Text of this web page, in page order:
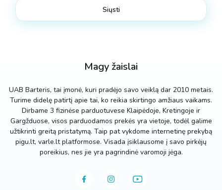
Magy žaislai
UAB Barteris, tai įmonė, kuri pradėjo savo veiklą dar 2010 metais.
Turime didelę patirtį apie tai, ko reikia skirtingo amžiaus vaikams.
Dirbame 3 fizinėse parduotuvese Klaipėdoje, Kretingoje ir
Gargžduose, visos parduodamos prekės yra vietoje, todėl galime
užtikrinti greitą pristatymą. Taip pat vykdome internetinę prekybą
pigu.lt, varle.lt platformose. Visada įsiklausome į savo pirkėjų
poreikius, nes jie yra pagrindinė varomoji jėga.